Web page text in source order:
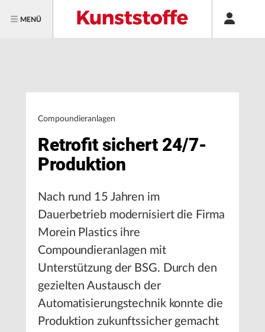
MENÜ
Compoundieranlagen
Retrofit sichert 24/7-
Produktion
Nach rund 15 Jahren im
Dauerbetrieb modernisiert die Firma
Morein Plastics ihre
Compoundieranlagen mit
Unterstützung der BSG. Durch den
gezielten Austausch der
Automatisierungstechnik konnte die
Produktion zukunftssicher gemacht